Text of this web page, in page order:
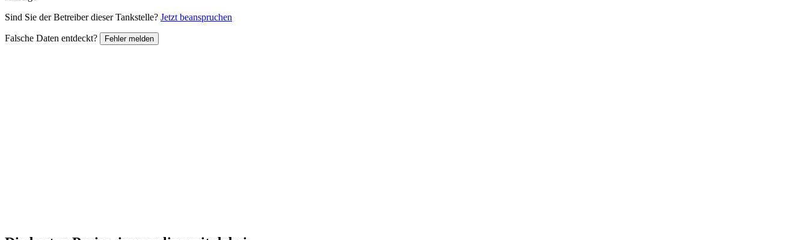
Sind Sie der Betreiber dieser Tankstelle? Jetzt beanspruchen
Falsche Daten entdeckt? Fehler melden